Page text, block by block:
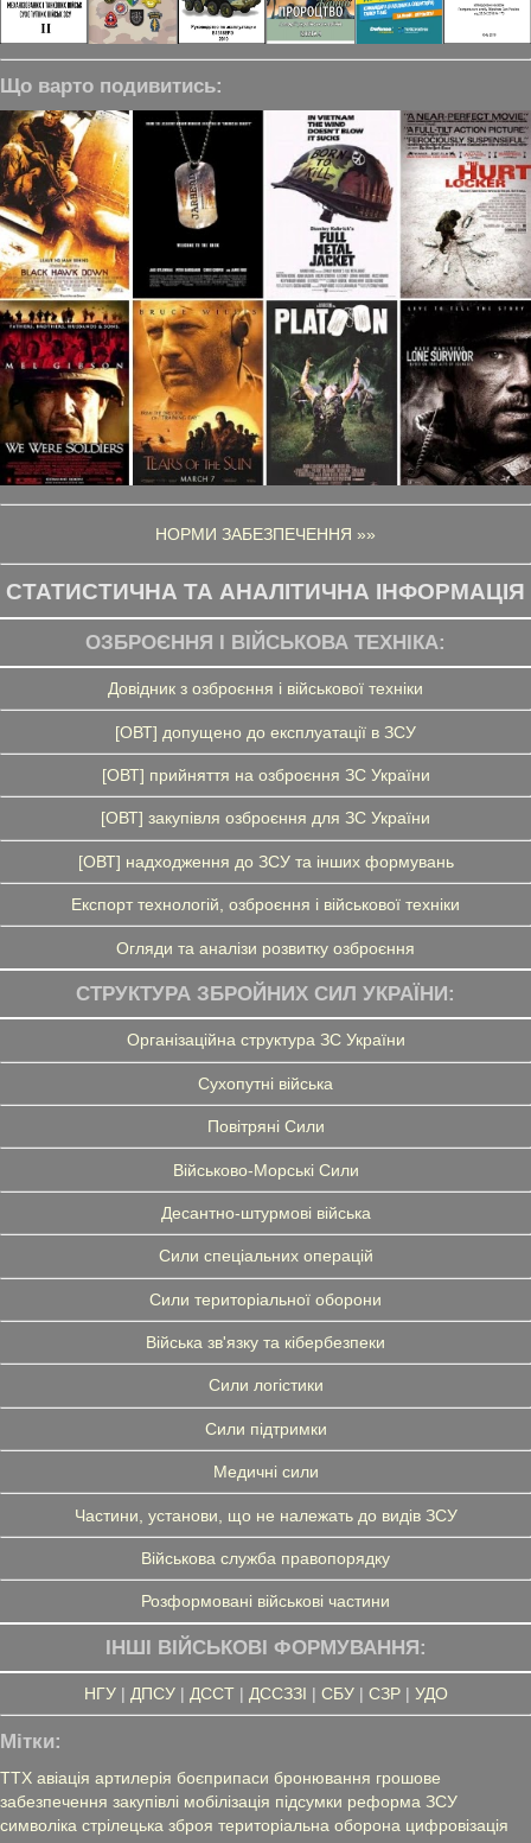
Що варто подивитись:
НОРМИ ЗАБЕЗПЕЧЕННЯ »»
СТАТИСТИЧНА ТА АНАЛІТИЧНА ІНФОРМАЦІЯ
ОЗБРОЄННЯ І ВІЙСЬКОВА ТЕХНІКА:
Довідник з озброєння і військової техніки
[ОВТ] допущено до експлуатації в ЗСУ
[ОВТ] прийняття на озброєння ЗС України
[ОВТ] закупівля озброєння для ЗС України
[ОВТ] надходження до ЗСУ та інших формувань
Експорт технологій, озброєння і військової техніки
Огляди та аналізи розвитку озброєння
СТРУКТУРА ЗБРОЙНИХ СИЛ УКРАЇНИ:
Організаційна структура ЗС України
Сухопутні війська
Повітряні Сили
Військово-Морські Сили
Десантно-штурмові війська
Сили спеціальних операцій
Сили територіальної оборони
Війська зв'язку та кібербезпеки
Сили логістики
Сили підтримки
Медичні сили
Частини, установи, що не належать до видів ЗСУ
Військова служба правопорядку
Розформовані військові частини
ІНШІ ВІЙСЬКОВІ ФОРМУВАННЯ:
НГУ| ДПСУ| ДССТ| ДССЗЗІ | СБУ| СЗР| УДО
Мітки:
ТТХ авіація артилерія боєприпаси бронювання грошове
забезпечення закупівлі мобілізація підсумки реформа ЗСУ
символіка стрілецька зброя територіальна оборона цифровізація